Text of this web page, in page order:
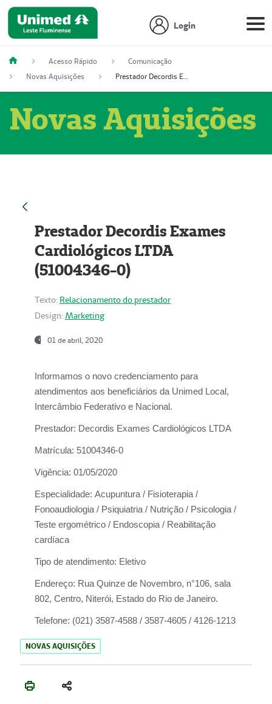
Login
Acesso Rápido
Comunicação
Novas Aquisições
Prestador Decordis Exames Cardiológicos LTDA (51004346-0)
Novas Aquisições
Prestador Decordis Exames
Cardiológicos LTDA
(51004346-0)
Texto: Relacionamento do prestador
Design: Marketing
01 de abril, 2020
Informamos o novo credenciamento para
atendimentos aos beneficiários da Unimed Local,
Intercâmbio Federativo e Nacional.
Prestador: Decordis Exames Cardiológicos LTDA
Matrícula: 51004346-0
Vigência: 01/05/2020
Especialidade: Acupuntura / Fisioterapia /
Fonoaudiologia / Psiquiatria / Nutrição / Psicologia /
Teste ergométrico / Endoscopia / Reabilitação
cardíaca
Tipo de atendimento: Eletivo
Endereço: Rua Quinze de Novembro, n°106, sala
802, Centro, Niterói, Estado do Rio de Janeiro.
Telefone: (021) 3587-4588 / 3587-4605 / 4126-1213
NOVAS AQUISIÇÕES